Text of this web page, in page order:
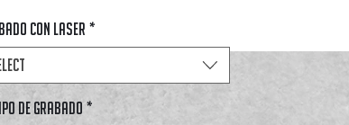
con Laser *
de Grabado *